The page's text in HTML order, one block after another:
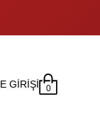
GIRIŞI 0